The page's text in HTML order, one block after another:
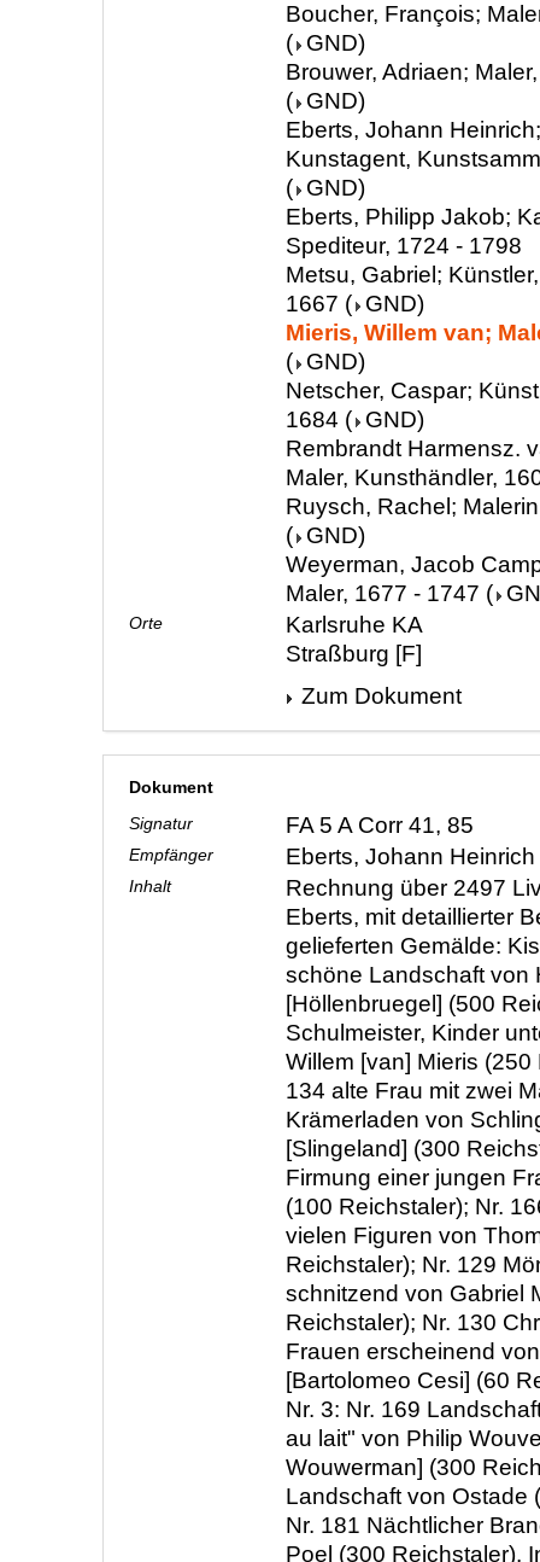
Boucher, François;
( GND)
Brouwer, Adriaen;
( GND)
Eberts, Johann
Kunstagent,
( GND)
Eberts, Philipp Jakob;
Spediteur, 1724 - 1798
Metsu, Gabriel;
1667 ( GND)
Mieris, Willem van;
( GND)
Netscher, Caspar;
1684 ( GND)
Rembrandt Harmensz.
Maler, Kunsthändler,
Ruysch, Rachel;
( GND)
Weyerman, Jacob
Maler, 1677 - 1747 (
Orte
Karlsruhe KA
Straßburg [F]
Zum Dokument
Dokument
Signatur
FA 5 A Corr 41, 85
Empfänger Eberts, Johann Heinrich
Inhalt
Rechnung über 2497
Eberts, mit detaillierter
gelieferten Gemälde:
schöne Landschaft von
[Höllenbruegel] (500
Schulmeister, Kinder
Willem [van] Mieris (250
134 alte Frau mit zwei
Krämerladen von
[Slingeland] (300
Firmung einer jungen
(100 Reichstaler); Nr.
vielen Figuren von
Reichstaler); Nr. 129
schnitzend von Gabriel
Reichstaler); Nr. 130
Frauen erscheinend
[Bartolomeo Cesi] (60
Nr. 3: Nr. 169
au lait" von Philip
Wouwerman] (300
Landschaft von Ostade
Nr. 181 Nächtlicher
Poel (300 Reichstaler).